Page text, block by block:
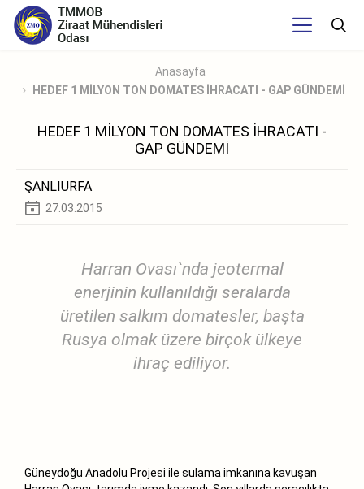
Anasayfa
HEDEF 1 MİLYON TON DOMATES İHRACATI - GAP GÜNDEMİ
HEDEF 1 MİLYON TON DOMATES İHRACATI -
GAP GÜNDEMİ
ŞANLIURFA
27.03.2015
Harran Ovası`nda jeotermal
enerjinin kullanıldığı seralarda
üretilen salkım domatesler, başta
Rusya olmak üzere birçok ülkeye
ihraç ediliyor.
Güneydoğu Anadolu Projesi ile sulama imkanına kavuşan